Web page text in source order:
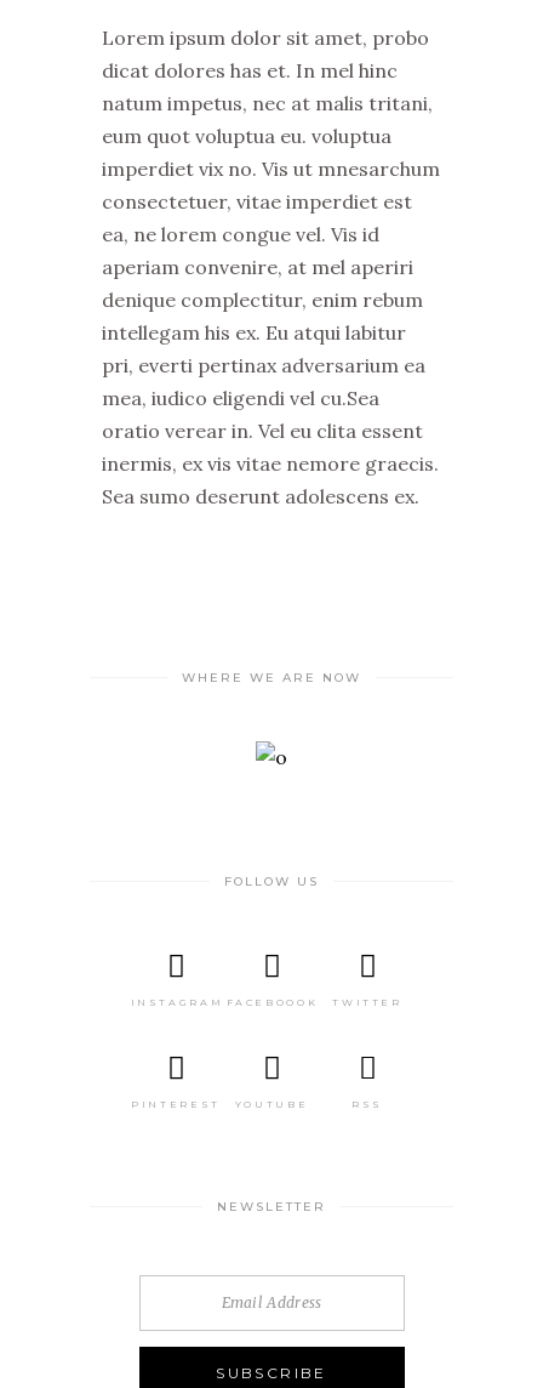
Lorem ipsum dolor sit amet, probo
dicat dolores has et. In mel hinc
natum impetus, nec at malis tritani,
eum quot voluptua eu. voluptua
imperdiet vix no. Vis ut mnesarchum
consectetuer, vitae imperdiet est
ea, ne lorem congue vel. Vis id
aperiam convenire, at mel aperiri
denique complectitur, enim rebum
intellegam his ex. Eu atqui labitur
pri, everti pertinax adversarium ea
mea, iudico eligendi vel cu.Sea
oratio verear in. Vel eu clita essent
inermis, ex vis vitae nemore graecis.
Sea sumo deserunt adolescens ex.
WHERE WE ARE NOW
FOLLOW US
INSTAGRAM FACEBOOOK TWITTER
PINTEREST YOUTUBE RSS
NEWSLETTER